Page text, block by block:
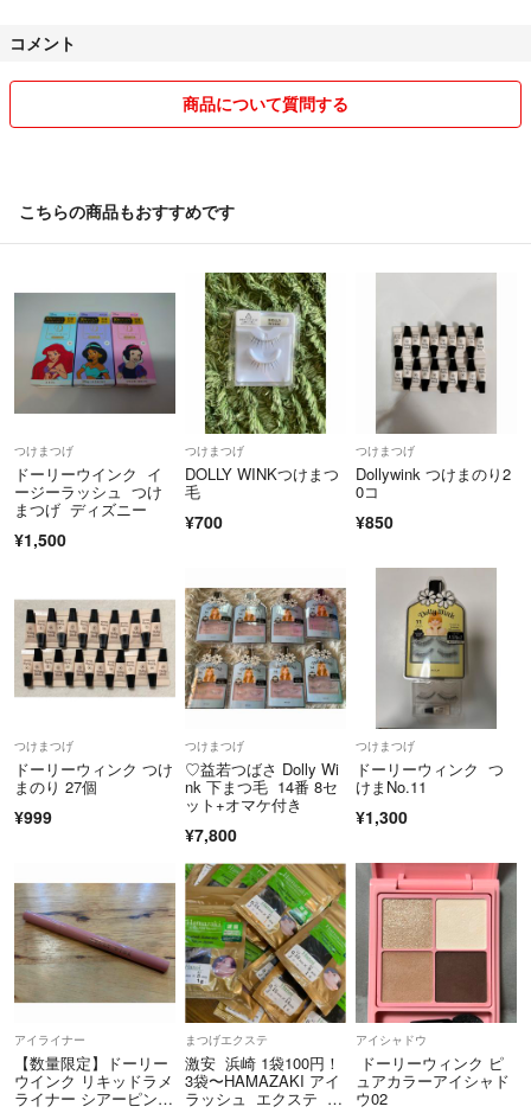
返信、商品の発送等、可能な限り早急に対応致しますがお待たせするこ
とが多々あると思いますがどうかご容赦ください。
トラブル防止のため、商品状態は出来るだけ詳細に撮影⇒複数枚掲載致
気持ちよくお取引出来る様努めさせて頂きます。
どうぞ宜しくお願い致します。
あなたの希望の品がありますように。
コメント
商品について質問する
こちらの商品もおすすめです
つけまつげ
ドーリーウインク イ
ージーラッシュ つけ
まつげ ディズニー
¥1,500
つけまつげ
DOLLY WINKつけまつ
毛
¥700
つけまつげ
Dollywink つけまのり2
0コ
¥850
つけまつげ
ドーリーウィンク つけ
まのり 27個
¥999
つけまつげ
♡益若つばさ Dolly Wi
nk 下まつ毛 14番 8セ
ット+オマケ付き
¥7,800
つけまつげ
ドーリーウィンク つ
けまNo.11
¥1,300
アイライナー
【数量限定】ドーリー
ウインク リキッドラメ
ライナー シアーピン
まつげエクステ
激安 浜崎 1袋100円！
3袋〜HAMAZAKI アイ
ラッシュ エクステ バ
アイシャドウ
ドーリーウィンク ピ
ュアカラーアイシャド
ウ02